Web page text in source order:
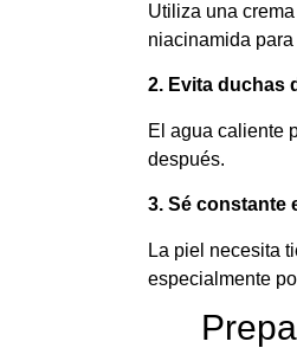
Utiliza una
niacinamida
2. Evita duchas
El agua caliente
después.
3. Sé constante
La piel necesita
especialmente